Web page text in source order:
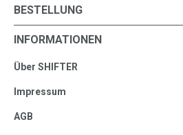
BESTELLUNG
INFORMATIONEN
Über SHIFTER
Impressum
AGB